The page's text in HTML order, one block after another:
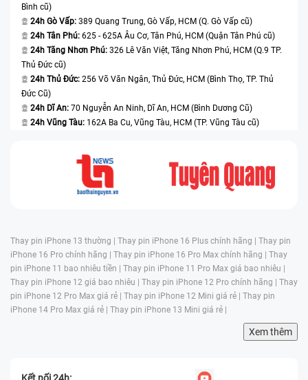
Bình cũ)
24h Gò Vấp: 389 Quang Trung, Gò Vấp, HCM (Q. Gò Vấp cũ)
24h Tân Phú: 625 - 625A Âu Cơ, Tân Phú, HCM (Quận Tân Phú cũ)
24h Tăng Nhơn Phú: 326 Lê Văn Việt, Tăng Nhơn Phú, HCM (Q.9 TP.
Thủ Đức cũ)
24h Thủ Đức: 256 Võ Văn Ngân, Thủ Đức, HCM (Bình Thọ, TP. Thủ
Đức Cũ)
24h Dĩ An: 70 Nguyễn An Ninh, Dĩ An, HCM (Bình Dương Cũ)
24h Vũng Tàu: 162A Ba Cu, Vũng Tàu, HCM (TP. Vũng Tàu cũ)
Thay pin iPhone 13 thường | Thay pin iPhone 16 Plus chính hãng | Thay pin
iPhone 16 Pro chính hãng | Thay pin iPhone 16 Pro Max chính hãng | Thay
pin iPhone 11 bao nhiêu tiền | Thay pin iPhone 11 Pro Max giá bao nhiêu |
Thay pin iPhone 12 giá bao nhiêu | Thay pin iPhone 12 Pro chính hãng | Thay
pin iPhone 12 Pro Max giá rẻ | Thay pin iPhone 12 Mini giá rẻ | Thay pin
iPhone 14 Pro Max giá rẻ | Thay pin iPhone 13 Mini giá rẻ |
Xem thêm